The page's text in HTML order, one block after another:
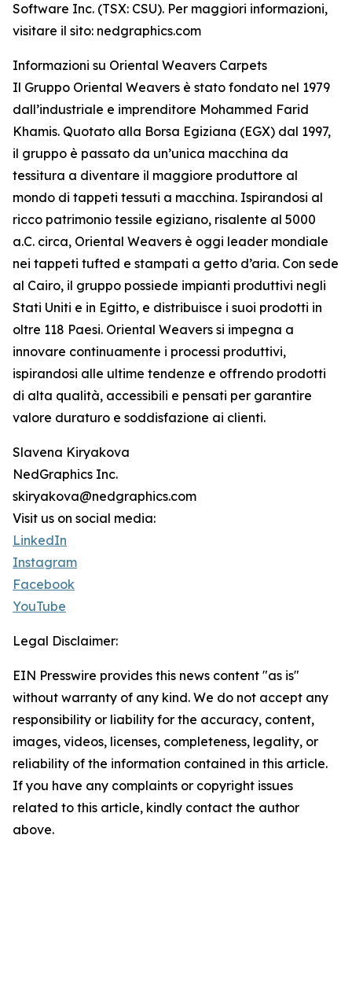
Software Inc. (TSX: CSU). Per maggiori informazioni,
visitare il sito: nedgraphics.com
Informazioni su Oriental Weavers Carpets
Il Gruppo Oriental Weavers è stato fondato nel 1979
dall’industriale e imprenditore Mohammed Farid
Khamis. Quotato alla Borsa Egiziana (EGX) dal 1997,
il gruppo è passato da un’unica macchina da
tessitura a diventare il maggiore produttore al
mondo di tappeti tessuti a macchina. Ispirandosi al
ricco patrimonio tessile egiziano, risalente al 5000
a.C. circa, Oriental Weavers è oggi leader mondiale
nei tappeti tufted e stampati a getto d’aria. Con sede
al Cairo, il gruppo possiede impianti produttivi negli
Stati Uniti e in Egitto, e distribuisce i suoi prodotti in
oltre 118 Paesi. Oriental Weavers si impegna a
innovare continuamente i processi produttivi,
ispirandosi alle ultime tendenze e offrendo prodotti
di alta qualità, accessibili e pensati per garantire
valore duraturo e soddisfazione ai clienti.
Slavena Kiryakova
NedGraphics Inc.
skiryakova@nedgraphics.com
Visit us on social media:
LinkedIn
Instagram
Facebook
YouTube
Legal Disclaimer:
EIN Presswire provides this news content "as is"
without warranty of any kind. We do not accept any
responsibility or liability for the accuracy, content,
images, videos, licenses, completeness, legality, or
reliability of the information contained in this article.
If you have any complaints or copyright issues
related to this article, kindly contact the author
above.